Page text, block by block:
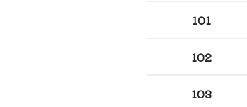
101
102
103